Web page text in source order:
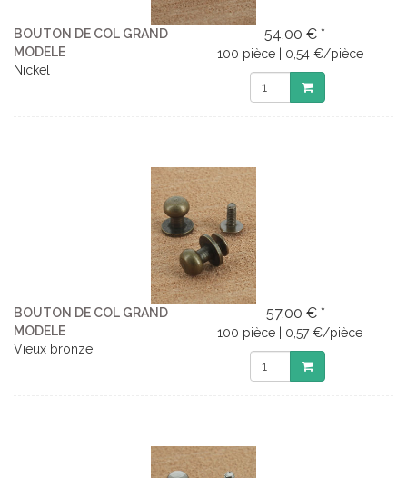
BOUTON DE COL GRAND
MODELE
Nickel
54,00 € *
100 pièce | 0,54 €/pièce
BOUTON DE COL GRAND
MODELE
Vieux bronze
57,00 € *
100 pièce | 0,57 €/pièce